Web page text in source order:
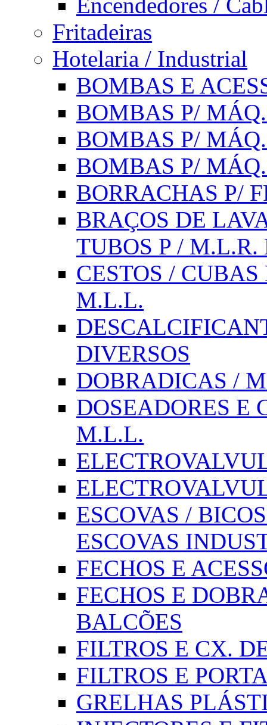
Fritadeiras
Hotelaria / Industrial
BOMBAS E
BOMBAS P/
BOMBAS P/
BOMBAS P/
BORRACHAS P/
BRAÇOS DE
TUBOS P /
CESTOS /
M.L.L.
DIVERSOS
DOBRADICAS /
DOSEADORES E
M.L.L.
ESCOVAS /
ESCOVAS
FECHOS E
FECHOS E
BALCÕES
FILTROS E CX.
FILTROS E
GRELHAS